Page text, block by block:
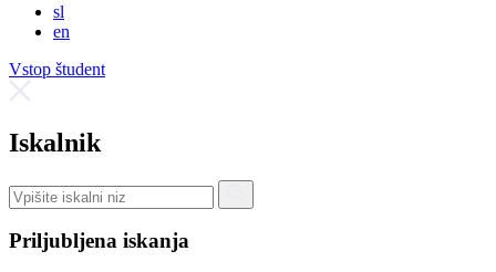
sl
en
Vstop študent
Iskalnik
Priljubljena iskanja